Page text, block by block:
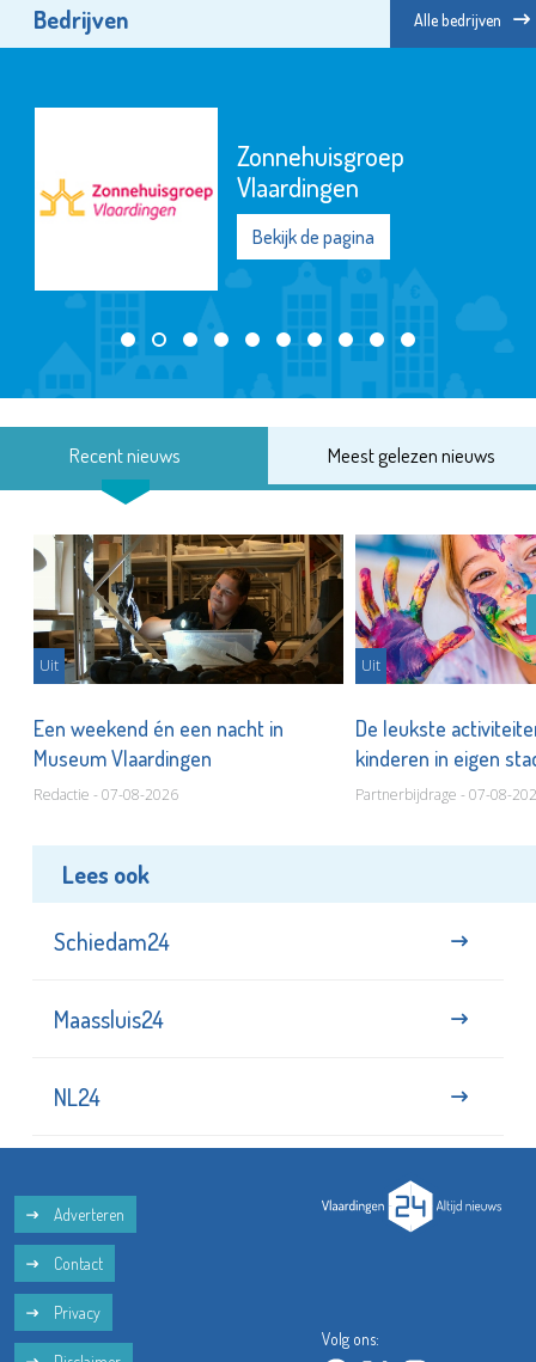
Bedrijven Alle bedrijven
Zonnehuisgroep
Vlaardingen
Bekijk de pagina
Recent nieuws Meest gelezen nieuws
Uit
Een weekend én een nacht in
Museum Vlaardingen
Redactie - 07-08-2026
Uit
De leukste
kinderen in eigen
Partnerbijdrage - 07-08-
Lees ook
Schiedam24
Maassluis24
NL24
Adverteren
Contact
Privacy
Volg ons: